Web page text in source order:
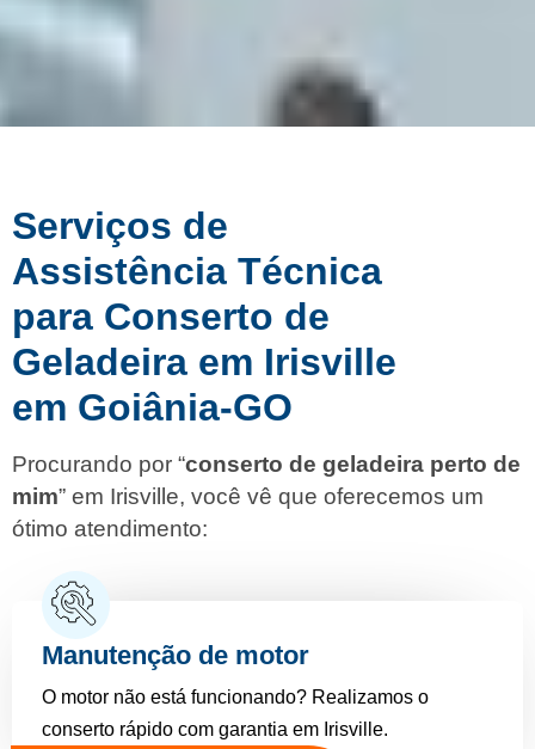
Serviços de
Assistência Técnica
para Conserto de
Geladeira em Irisville
em Goiânia-GO
Procurando por “conserto de geladeira perto de
mim” em Irisville, você vê que oferecemos um
ótimo atendimento:
Manutenção de motor
O motor não está funcionando? Realizamos o
conserto rápido com garantia em Irisville.